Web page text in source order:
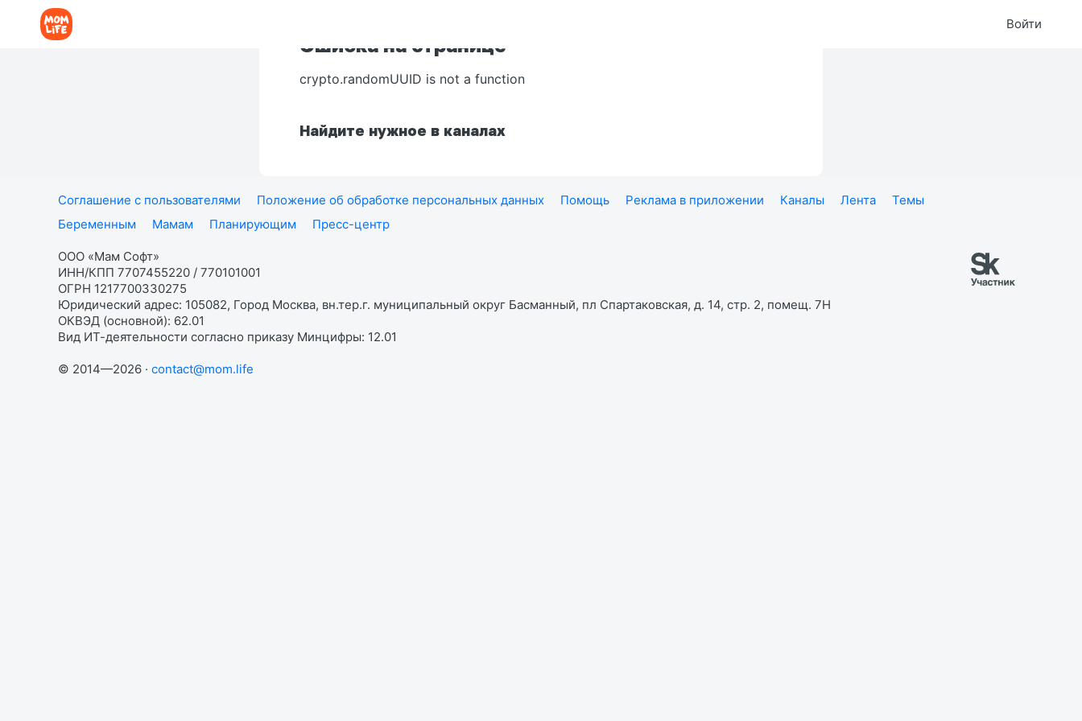
Войти
Ошибка на странице
crypto.randomUUID is not a function
Найдите нужное в каналах
Соглашение с пользователями Положение об обработке персональных данных Помощь Реклама в приложении Каналы Лента
Темы
Беременным
Мамам Планирующим Пресс-центр
ООО «Мам Софт»
ИНН/КПП 7707455220 / 770101001
ОГРН 1217700330275
Юридический адрес: 105082, Город Москва, вн.тер.г. муниципальный округ Басманный, пл Спартаковская, д. 14, стр. 2, помещ. 7Н
ОКВЭД (основной): 62.01
Вид ИТ-деятельности согласно приказу Минцифры: 12.01
© 2014—2026 · contact@mom.life